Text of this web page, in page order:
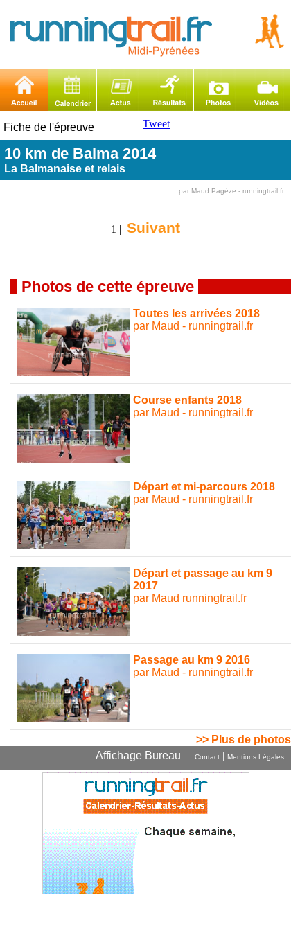
Fiche de l'épreuve Tweet
10 km de Balma 2014
La Balmanaise et relais
par Maud Pagèze - runningtrail.fr
1 | Suivant
Photos de cette épreuve
Toutes les arrivées 2018
par Maud - runningtrail.fr
Course enfants 2018
par Maud - runningtrail.fr
Départ et mi-parcours 2018
par Maud - runningtrail.fr
Départ et passage au km 9
2017
par Maud runningtrail.fr
Passage au km 9 2016
par Maud - runningtrail.fr
>> Plus de photos
Affichage Bureau
Contact | Mentions Légales